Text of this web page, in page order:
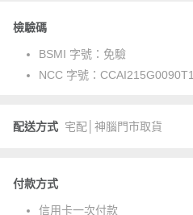
檢驗碼
BSMI 字號： 免驗
NCC 字號： CCAI215G0090T1
配送方式 宅配│神腦門市取貨
付款方式
信用卡一次付款